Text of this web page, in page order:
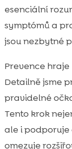
esenciální
symptómů a
jsou nezbytné
Prevence
Detailně jsme
pravidelné
Tento krok
ale i podporuje
omezuje